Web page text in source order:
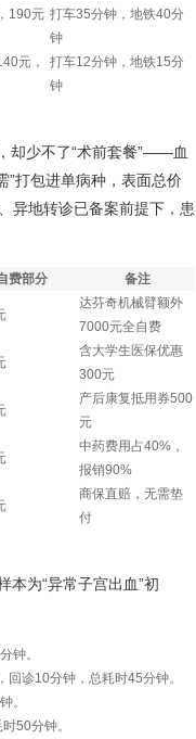
190元 打车35分钟，地铁40分
钟
元，
打车12分钟，地铁15分
钟
却少不了“术前套餐”——血
”打包进单病种，表面总价
异地转诊已备案前提下，患
费部分 备注
达芬奇机械臂额外
7000元全自费
含大学生医保优惠
300元
产后康复抵用券500
元
中药费用占40%，
报销90%
商保直赔，无需垫
付
本为“异常子宫出血”初
钟。
诊10分钟，总耗时45分钟。
。
50分钟。